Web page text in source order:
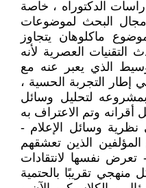
الدكتوراه ، خاصة
مجال البحث لموضوعات
ماكلوهان يتجاوز
التقنيات العصرية لأنه
الذي يعبر عنه مع
إطار التجربة الحسية ،
بمشروعه لتحليل وسائل
أقرانه وتم الاعتراف به
نظرية وسائل الإعلام -
الذين تعشقهم
تعرض نفسها لانتقادات
منهجي تقريبًا بالحتمية